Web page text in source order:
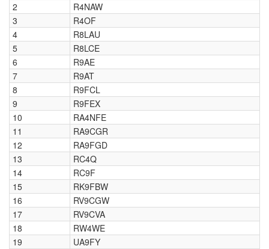
2
R4NAW
3
R4OF
4
R8LAU
5
R8LCE
6
R9AE
7
R9AT
8
R9FCL
9
R9FEX
10
RA4NFE
11
RA9CGR
12
RA9FGD
13
RC4Q
14
RC9F
15
RK9FBW
16
RV9CGW
17
RV9CVA
18
RW4WE
19
UA9FY